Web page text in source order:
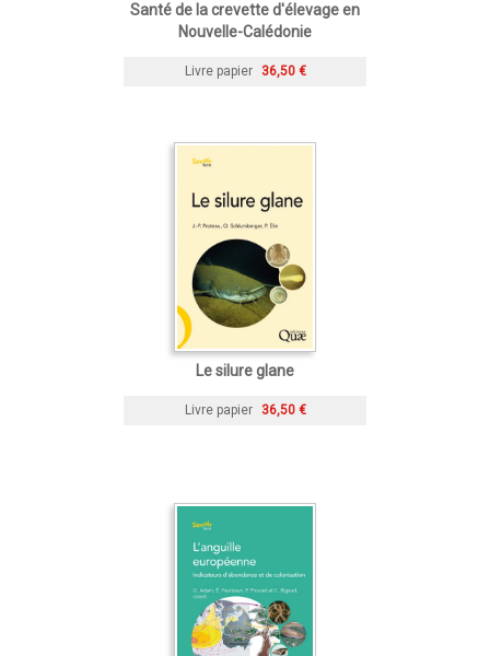
Santé de la crevette d'élevage en
Nouvelle-Calédonie
Livre papier 36,50 €
Le silure glane
Livre papier 36,50 €